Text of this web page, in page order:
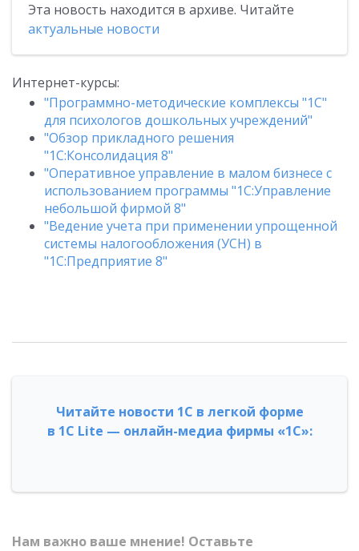
Эта новость находится в архиве. Читайте
актуальные новости
Интернет-курсы:
"Программно-методические комплексы "1С"
для психологов дошкольных учреждений"
"Обзор прикладного решения
"1С:Консолидация 8"
"Оперативное управление в малом бизнесе с
использованием программы "1С:Управление
небольшой фирмой 8"
"Ведение учета при применении упрощенной
системы налогообложения (УСН) в
"1С:Предприятие 8"
Читайте новости 1С в легкой форме
в 1С Lite — онлайн-медиа фирмы «1С»:
Нам важно ваше мнение! Оставьте